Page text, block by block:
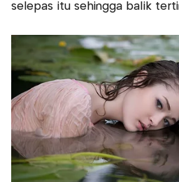
selepas itu sehingga balik